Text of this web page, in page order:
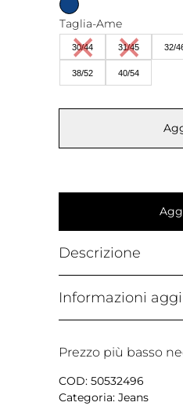
era:
125,00 €.
è:
Taglia-Ame
30/44 31/45 32/
38/52 40/54
Descrizione
Informazioni
Prezzo più basso
COD:50532496
Categoria:Jeans